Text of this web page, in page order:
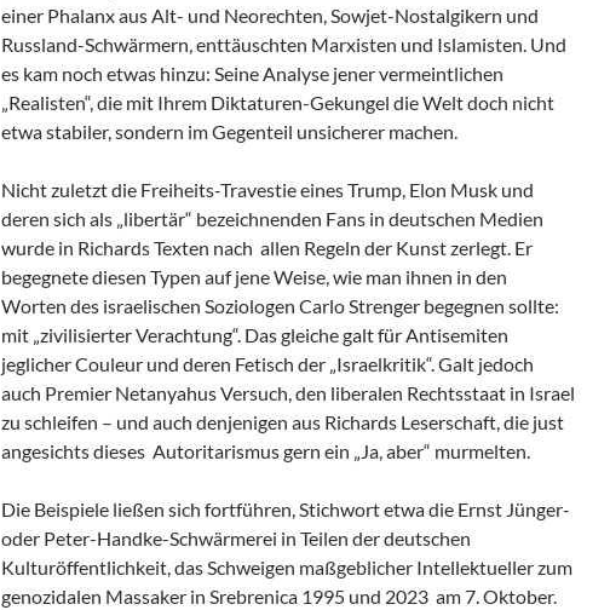
einer Phalanx aus Alt- und Neorechten, Sowjet-Nostalgikern und
Russland-Schwärmern, enttäuschten Marxisten und Islamisten. Und
es kam noch etwas hinzu: Seine Analyse jener vermeintlichen
„Realisten“, die mit Ihrem Diktaturen-Gekungel die Welt doch nicht
etwa stabiler, sondern im Gegenteil unsicherer machen.
Nicht zuletzt die Freiheits-Travestie eines Trump, Elon Musk und
deren sich als „libertär“ bezeichnenden Fans in deutschen Medien
wurde in Richards Texten nach allen Regeln der Kunst zerlegt. Er
begegnete diesen Typen auf jene Weise, wie man ihnen in den
Worten des israelischen Soziologen Carlo Strenger begegnen sollte:
mit „zivilisierter Verachtung“. Das gleiche galt für Antisemiten
jeglicher Couleur und deren Fetisch der „Israelkritik“. Galt jedoch
auch Premier Netanyahus Versuch, den liberalen Rechtsstaat in Israel
zu schleifen – und auch denjenigen aus Richards Leserschaft, die just
angesichts dieses Autoritarismus gern ein „Ja, aber“ murmelten.
Die Beispiele ließen sich fortführen, Stichwort etwa die Ernst Jünger-
oder Peter-Handke-Schwärmerei in Teilen der deutschen
Kulturöffentlichkeit, das Schweigen maßgeblicher Intellektueller zum
genozidalen Massaker in Srebrenica 1995 und 2023 am 7. Oktober.